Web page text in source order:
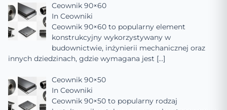
Ceownik 90×60
In Ceowniki
Ceownik 90×60 to popularny element
konstrukcyjny wykorzystywany w
budownictwie, inżynierii mechanicznej oraz
innych dziedzinach, gdzie wymagana jest […]
Ceownik 90×50
In Ceowniki
Ceownik 90×50 to popularny rodzaj